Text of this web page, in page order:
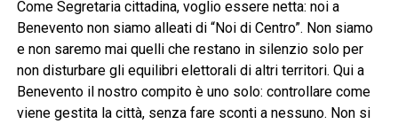
Come Segretaria cittadina, voglio essere netta: noi a
Benevento non siamo alleati di “Noi di Centro”. Non siamo
e non saremo mai quelli che restano in silenzio solo per
non disturbare gli equilibri elettorali di altri territori. Qui a
Benevento il nostro compito è uno solo: controllare come
viene gestita la città, senza fare sconti a nessuno. Non si